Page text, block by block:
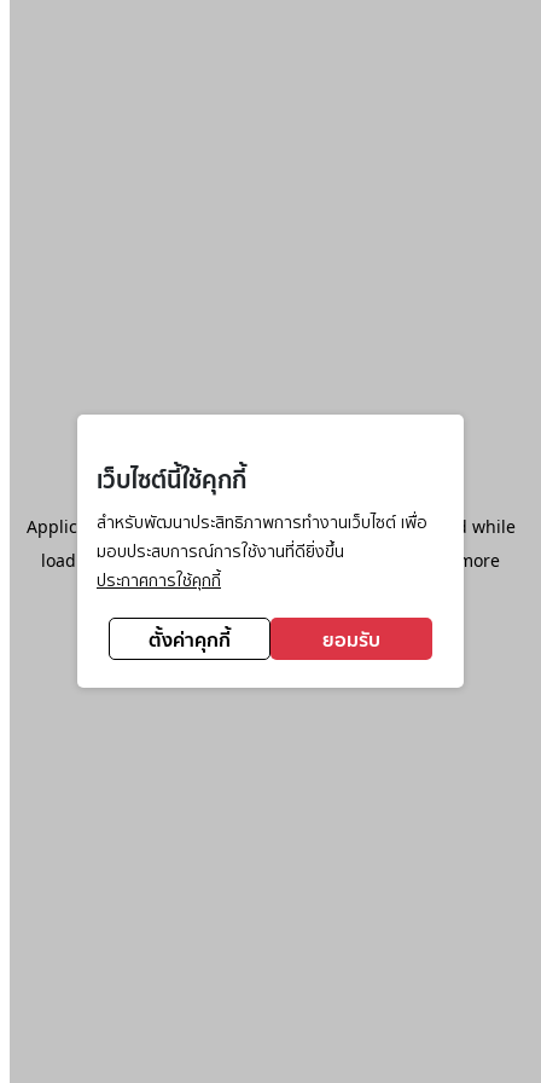
เว็บไซต์นี้ใช้คุกกี้
สำหรับพัฒนาประสิทธิภาพการทำงานเว็บไซต์ เพื่อ
มอบประสบการณ์การใช้งานที่ดียิ่งขึ้น
ประกาศการใช้คุกกี้
ตั้งค่าคุกกี้ ยอมรับ
Application error: aclient-side exception has occurred while
loadingwww.ktc.co.th(see the browser console
for more
information).